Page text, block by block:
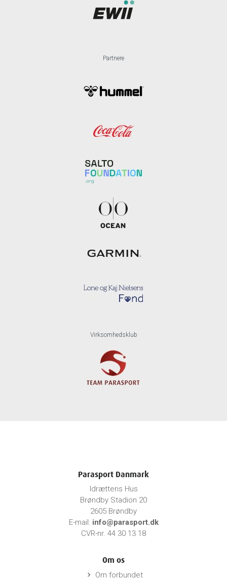
Partnere
Virksomhedsklub
Parasport Danmark
Idrættens Hus
Brøndby Stadion 20
2605 Brøndby
E-mail: info@parasport.dk
CVR-nr. 44 30 13 18
Om os
keyboard_arrow_right Om forbundet